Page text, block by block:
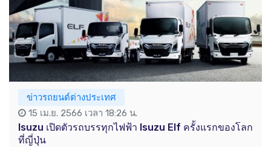
ข่าวรถยนต์ต่างประเทศ
15 เม.ย. 2566 เวลา 18:26 น.
Isuzu เปิดตัวรถบรรทุกไฟฟ้า Isuzu Elf ครั้งแรกของโลก
ที่ญี่ปุ่น